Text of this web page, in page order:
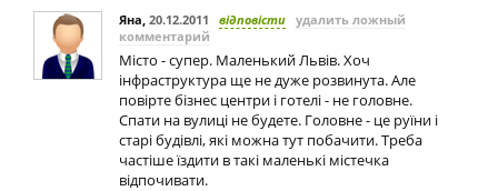
Яна, 20.12.2011 відповісти удалить ложный
комментарий
Місто - супер. Маленький Львів. Хоч
інфраструктура ще не дуже розвинута. Але
повірте бізнес центри і готелі - не головне.
Спати на вулиці не будете. Головне - це руїни і
старі будівлі, які можна тут побачити. Треба
частіше їздити в такі маленькі містечка
відпочивати.